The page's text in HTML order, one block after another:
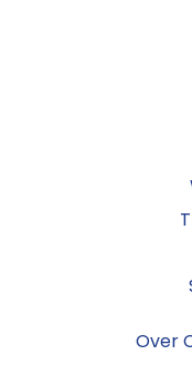
Over